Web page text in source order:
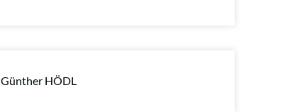
Günther HÖDL